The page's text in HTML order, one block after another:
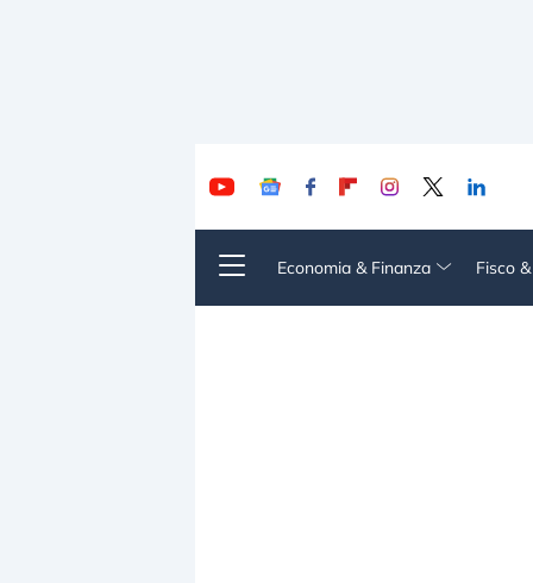
Economia & Finanza Fisco